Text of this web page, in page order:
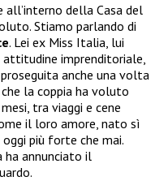
all’interno della Casa del
Stiamo parlando di
. Lei ex Miss Italia, lui
imprenditoriale,
anche una volta
la coppia ha voluto
tra viaggi e cene
il loro amore, nato sì
più forte che mai.
ha annunciato il